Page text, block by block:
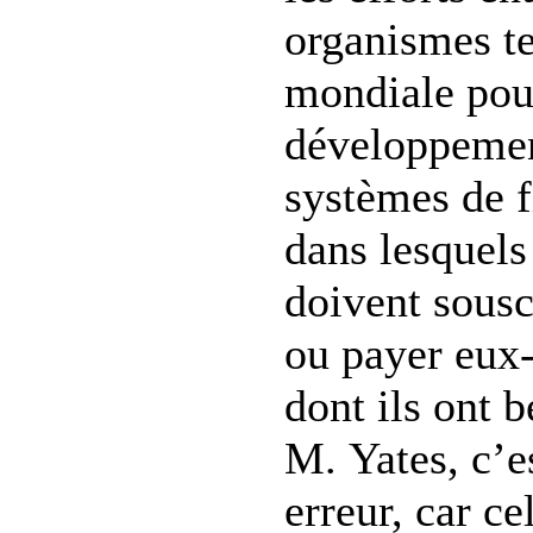
organismes
mondiale
systèmes de
dans
doivent
ou payer
dont ils ont
M. Yates,
erreur, car